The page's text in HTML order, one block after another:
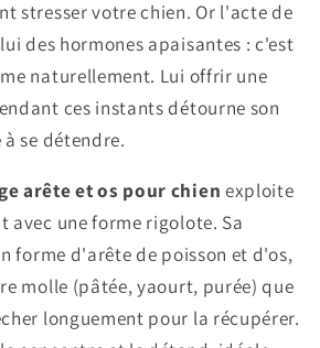
stresser votre chien. Or l'acte de
des hormones apaisantes : c'est
naturellement. Lui offrir une
ces instants détourne son
se détendre.
arête et os pour chien exploite
avec une forme rigolote. Sa
forme d'arête de poisson et d'os,
molle (pâtée, yaourt, purée) que
longuement pour la récupérer.